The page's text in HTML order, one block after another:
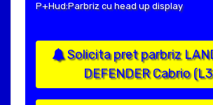
P+Hud:Parbriz cu head up display
Solicita pret parbriz
DEFENDER Cabrio